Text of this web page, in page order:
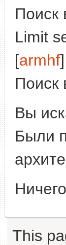
Поиск
Limit
[armhf
Поиск
Вы
Были
This